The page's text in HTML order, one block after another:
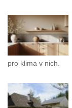
pro klima v nich.